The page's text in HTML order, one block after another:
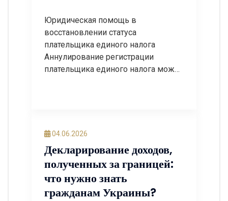
Юридическая помощь в
восстановлении статуса
плательщика единого налога
Аннулирование регистрации
плательщика единого налога может
единого налога бизнес вынужден
налогообложения, что часто
приводит к увеличению налоговой
нагрузки, необходимости уплаты
дополнительных налогов и
04.06.2026
Декларирование доходов,
полученных за границей:
что нужно знать
гражданам Украины?